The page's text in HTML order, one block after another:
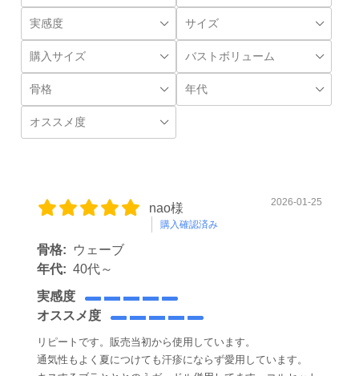
nao様
購入確認済み
2026-01-25
骨格:
ウェーブ
年代: 40代～
実感度
オススメ度
リピートです。販売当初から使用しています。
通気性もよく夏につけても汗疹にならず愛用しています。